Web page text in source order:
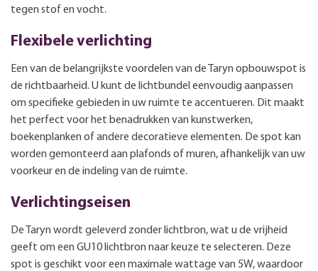
tegen stof en vocht.
Flexibele verlichting
Een van de belangrijkste voordelen van de Taryn opbouwspot is
de richtbaarheid. U kunt de lichtbundel eenvoudig aanpassen
om specifieke gebieden in uw ruimte te accentueren. Dit maakt
het perfect voor het benadrukken van kunstwerken,
boekenplanken of andere decoratieve elementen. De spot kan
worden gemonteerd aan plafonds of muren, afhankelijk van uw
voorkeur en de indeling van de ruimte.
Verlichtingseisen
De Taryn wordt geleverd zonder lichtbron, wat u de vrijheid
geeft om een GU10 lichtbron naar keuze te selecteren. Deze
spot is geschikt voor een maximale wattage van 5W, waardoor